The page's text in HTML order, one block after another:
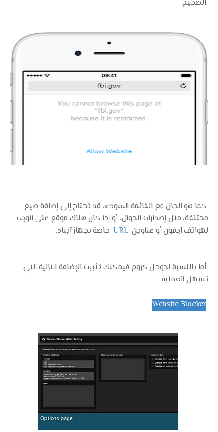
الصحيح.
كما هو الحال مع القائمة السوداء، قد تحتاج إلى إضافة صيغ
مختلفة، مثل إصدارات الجوال، أو إذا كان هناك موقع على الويب
لهواتف آيفون أو عناوين URL خاصة بجهاز آيباد.
أما بالنسبة لجوجل كروم فيمكنك تثبيت الإضافة التالية التي
تسهل العملية
Website Blocker